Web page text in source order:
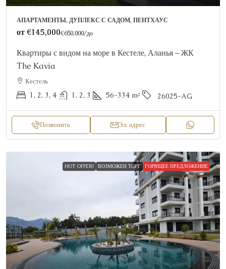
АПАРТАМЕНТЫ, ДУПЛЕКС С САДОМ, ПЕНТХАУС
от€145,000€650,000/до
Квартиры с видом на море в Кестеле, Аланья – ЖК
The Kavia
Кестель
1, 2, 3, 4 1, 2, 3 56-334 m² 26025-AG
Позвонить Эл. адрес
HOT OFFER! ВОЗМОЖЕН ТОРГ ГОРЯЩЕЕ ПРЕДЛОЖЕНИЕ